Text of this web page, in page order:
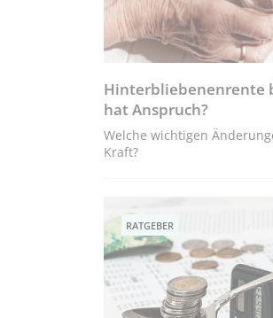
Hinterbliebenenrente
hat Anspruch?
Welche wichtigen
Kraft?
RATGEBER